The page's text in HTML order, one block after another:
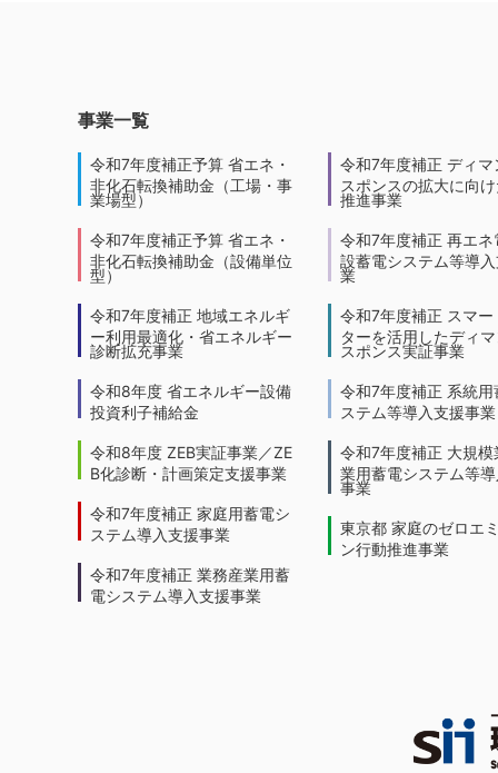
事業一覧
令和7年度補正予算 省エネ・
非化石転換補助金（工場・事
業場型）
令和7年度補正予算 省エネ・
非化石転換補助金（設備単位
型）
令和7年度補正 地域エネルギ
ー利用最適化・省エネルギー
診断拡充事業
令和8年度 省エネルギー設備
投資利子補給金
令和8年度 ZEB実証事業／ZE
B化診断・計画策定支援事業
令和7年度補正 家庭用蓄電シ
ステム導入支援事業
令和7年度補正 業務産業用蓄
電システム導入支援事業
令和7年度補正 ディマ
スポンスの拡大に向
推進事業
令和7年度補正 再エネ
設蓄電システム等導
業
令和7年度補正 スマー
ターを活用したディ
スポンス実証事業
令和7年度補正 系統用
ステム等導入支援事業
令和7年度補正 大規模
業用蓄電システム等
事業
東京都 家庭のゼロエ
ン行動推進事業